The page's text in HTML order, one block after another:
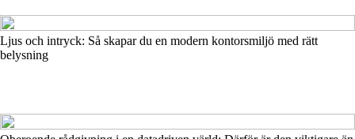
Ljus och intryck: Så skapar du en modern kontorsmiljö med rätt
belysning